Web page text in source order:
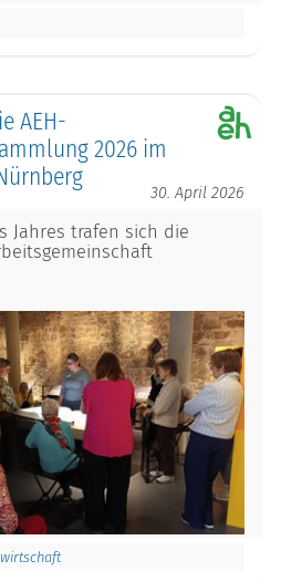
AEH-
2026 im
30. April 2026
Jahres trafen sich die